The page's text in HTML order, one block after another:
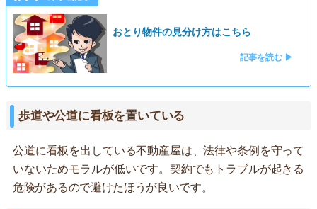
おとり物件の見分け方はこちら
記事を読む ▶
歩道や公道に看板を置いている
公道に看板を出している不動産屋は、法律や条例を守って
いないためモラルが低いです。契約でもトラブルが起きる
危険があるので避けたほうが良いです。